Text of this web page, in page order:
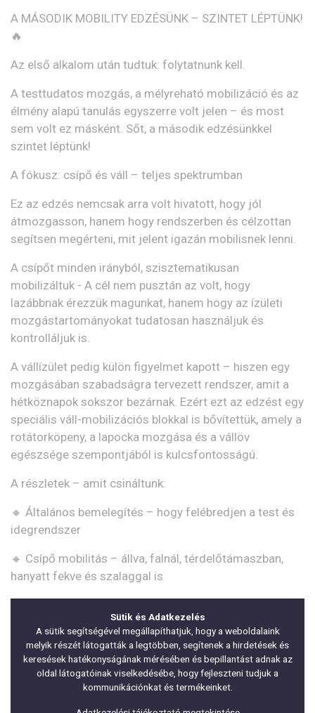
A MÁSODIK MOBILITY EDZÉSÜNK – SZINTET LÉPTÜNK!
🔥
Az első alkalom után tudtuk: folytatnunk kell.
A testtudatos mozgás, a mélyreható mobilizáció és az
élmény alapú tanulás egyszerre volt jelen – és most
sem volt ez másként. Sőt, a második edzésünkkel
szintet léptünk!
A fókusz: csípő és váll – teljes spektrumban
Ez az edzés nemcsak arra volt hivatott, hogy jól
átmozgasson, hanem hogy rendszerben és célzottan
segítsen megérteni, mit jelent igazán mobilisnek lenni.
A csípőt minden irányból, szisztematikusan
mobilizáltuk - A cél nem pusztán az volt, hogy
lazábbnak érezzük magunkat, hanem hogy az ízületi
mozgástartományokat tudatosan használjuk és
kontrolláljuk is.
A vállízület pedig külön figyelmet kapott – hiszen egy
mozgásában szabadságra tervezett rendszer, amit a
hétköznapok sokszor bezárnak. Ezért ezt az edzést egy
speciális váll-mobilizációs blokkal is bővítettük, amely a
rotátorköpeny, a lapocka mozgása és a vállöv
egészsége szempontjából is kulcsfontosságú.
A részletek – amit csináltunk:
🔸 Általános bemelegítés – hogy felébredjen a test és
idegrendszer
🔸 Csípő mobilitás – állva, falnál, térdelőtámaszban,
hanyatt fekve és szalaggal is
extenzió, rotációk, addukció, abdukció
Hip CAR– kontrollált csípőízületi körzés
Vállmobilizáció – teljes spektrumban
Lapocka és vállöv aktivációs gyakorlatok
Sütik és Adatkezelés
A sütik segítségével megállapíthatjuk, hogy a weboldalaink
melyik részét látogatták a legtöbben, segítenek a hirdetések és
keresések hatékonyságának mérésében és bepillantást adnak az
oldal látogatóinak viselkedésébe, hogy fejleszteni tudjuk a
kommunikációnkat és termékeinket.